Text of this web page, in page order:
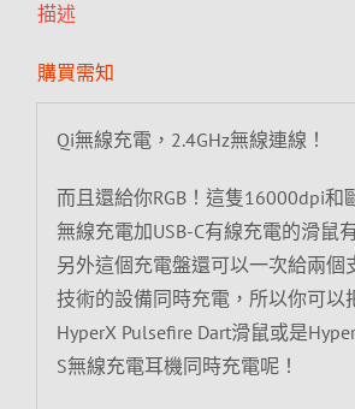
描述
購買需知
Qi無線充電，2.4GHz無線連線！
而且還給你RGB！這隻16000dpi和
無線充電加USB-C有線充電的滑鼠
另外這個充電盤還可以一次給兩個
技術的設備同時充電，所以你可以
HyperX Pulsefire Dart滑鼠或是
S無線充電耳機同時充電呢！